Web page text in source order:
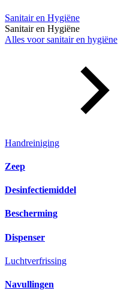
Sanitair en Hygiëne
Sanitair en Hygiëne
Alles voor sanitair en hygiëne
Handreiniging
Zeep
Desinfectiemiddel
Bescherming
Dispenser
Luchtverfrissing
Navullingen